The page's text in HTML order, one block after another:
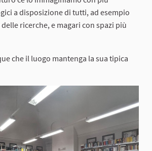
a disposizione di tutti, ad esempio
ricerche, e magari con spazi più
che il luogo mantenga la sua tipica